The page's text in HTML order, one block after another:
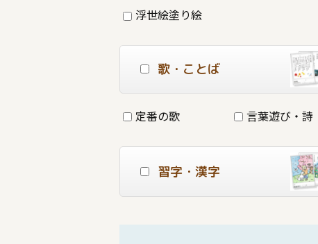
浮世絵塗り絵
歌・ことば
定番の歌 言葉遊び・詩
習字・漢字